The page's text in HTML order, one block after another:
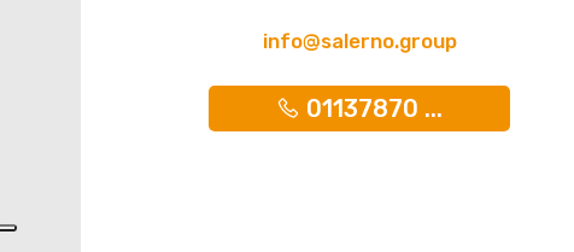
info@salerno.group
01137870 ...